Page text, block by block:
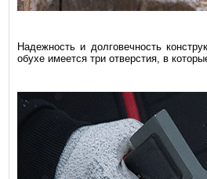
Надежность и долговечность
обухе имеется три отверстия, в